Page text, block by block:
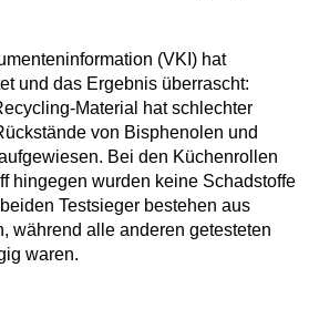
(VKI) hat
und das Ergebnis überrascht:
Material hat schlechter
von Bisphenolen und
Bei den Küchenrollen
hingegen wurden keine Schadstoffe
Testsieger bestehen aus
während alle anderen getesteten
waren.